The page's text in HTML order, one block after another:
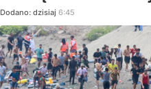
Dodano: dzisiaj 6:45